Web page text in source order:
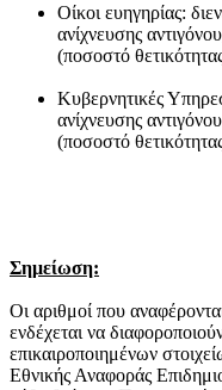
Οίκοι ευηγηρίας:
ανίχνευσης
(ποσοστό
Κυβερνητικές
ανίχνευσης
(ποσοστό
Σημείωση:
Οι αριθμοί που
ενδέχεται να
επικαιροποιημένων
Εθνικής Αναφοράς